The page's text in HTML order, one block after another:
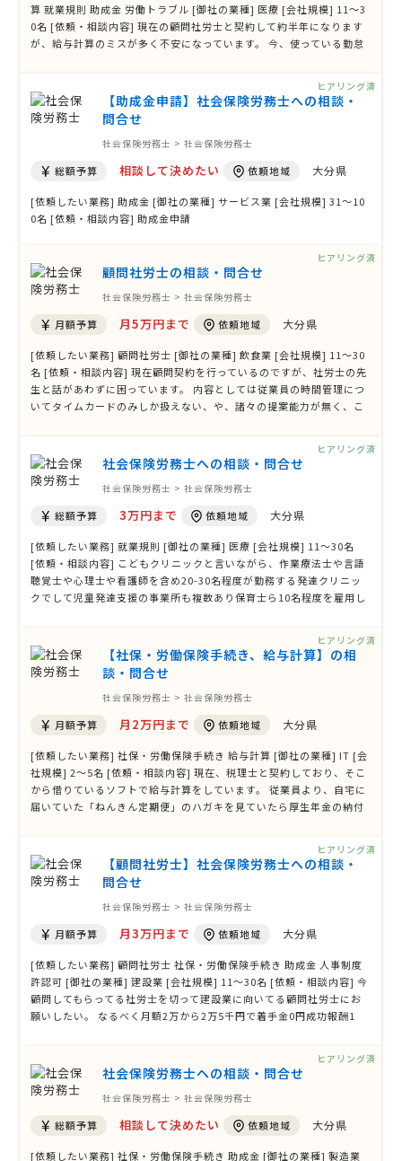
算 就業規則 助成金 労働トラブル [御社の業種] 医療 [会社規模] 11〜3
0名 [依頼・相談内容] 現在の顧問社労士と契約して約半年になります
が、給与計算のミスが多く不安になっています。 今、使っている勤怠
でいただける社 …【助成金申請】社会保険労務士への相談・
問合せ
社会保険労務士 > 社会保険労務士
総額予算 相談して決めたい 依頼地域 大分県
[依頼したい業務] 助成金 [御社の業種] サービス業 [会社規模] 31〜10
0名 [依頼・相談内容] 助成金申請
ヒアリング済
顧問社労士の相談・問合せ
社会保険労務士 > 社会保険労務士
月額予算 月5万円まで 依頼地域 大分県
[依頼したい業務] 顧問社労士 [御社の業種] 飲食業 [会社規模] 11〜30
名 [依頼・相談内容] 現在顧問契約を行っているのですが、社労士の先
生と話があわずに困っています。 内容としては従業員の時間管理につ
いてタイムカードのみしか扱えない、や、諸々の提案能力が無く、こ
視野に検討して …
ヒアリング済
社会保険労務士への相談・問合せ
社会保険労務士 > 社会保険労務士
総額予算 3万円まで 依頼地域 大分県
[依頼したい業務] 就業規則 [御社の業種] 医療 [会社規模] 11〜30名
[依頼・相談内容] こどもクリニックと言いながら、作業療法士や言語
聴覚士や心理士や看護師を含め20-30名程度が勤務する発達クリニッ
クでして児童発達支援の事業所も複数あり保育士ら10名程度を雇用し
員(常勤職員)」「パー …
ヒアリング済
【社保・労働保険手続き、給与計算】の相
談・問合せ
社会保険労務士 > 社会保険労務士
月額予算 月2万円まで 依頼地域 大分県
[依頼したい業務] 社保・労働保険手続き 給与計算 [御社の業種] IT [会
社規模] 2〜5名 [依頼・相談内容] 現在、税理士と契約しており、そこ
から借りているソフトで給与計算をしています。 従業員より、自宅に
届いていた「ねんきん定期便」のハガキを見ていたら厚生年金の納付
のですが、 …
ヒアリング済
【顧問社労士】社会保険労務士への相談・
問合せ
社会保険労務士 > 社会保険労務士
月額予算 月3万円まで 依頼地域 大分県
[依頼したい業務] 顧問社労士 社保・労働保険手続き 助成金 人事制度
許認可 [御社の業種] 建設業 [会社規模] 11〜30名 [依頼・相談内容] 今
顧問してもらってる社労士を切って建設業に向いてる顧問社労士にお
願いしたい。 なるべく月額2万から2万5千円で着手金0円成功報酬1
ヒアリング済
社会保険労務士への相談・問合せ
社会保険労務士 > 社会保険労務士
総額予算 相談して決めたい 依頼地域 大分県
[依頼したい業務] 社保・労働保険手続き 助成金 [御社の業種] 製造業
ヒアリング済